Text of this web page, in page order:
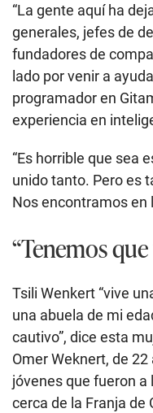
“La gente aquí ha
generales, jefes de
fundadores de
lado por venir a
programador en
experiencia en
“Es horrible que sea
unido tanto. Pero es
Nos encontramos en
“Tenemos
Tsili Wenkert “vive
una abuela de mi
cautivo”, dice esta
Omer Weknert, de
jóvenes que fueron
cerca de la Franja de